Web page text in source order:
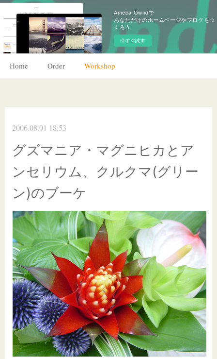
Ameba Owndで
あなただけのホームページやブログをつ
くろう
今すぐ試す
Home Order Workshop
2006.08.01 18:53
グズマニア・マグニヒカとア
ンセリウム、クルクマ(グリー
ン)のブーケ